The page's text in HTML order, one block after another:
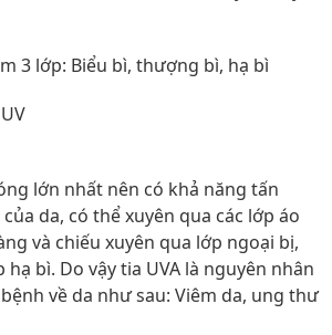
3 lớp: Biểu bì, thượng bì, hạ bì
lớn nhất nên có khả năng tấn
da, có thể xuyên qua các lớp áo
và chiếu xuyên qua lớp ngoại bị,
bì. Do vậy tia UVA là nguyên nhân
về da như sau: Viêm da, ung thư